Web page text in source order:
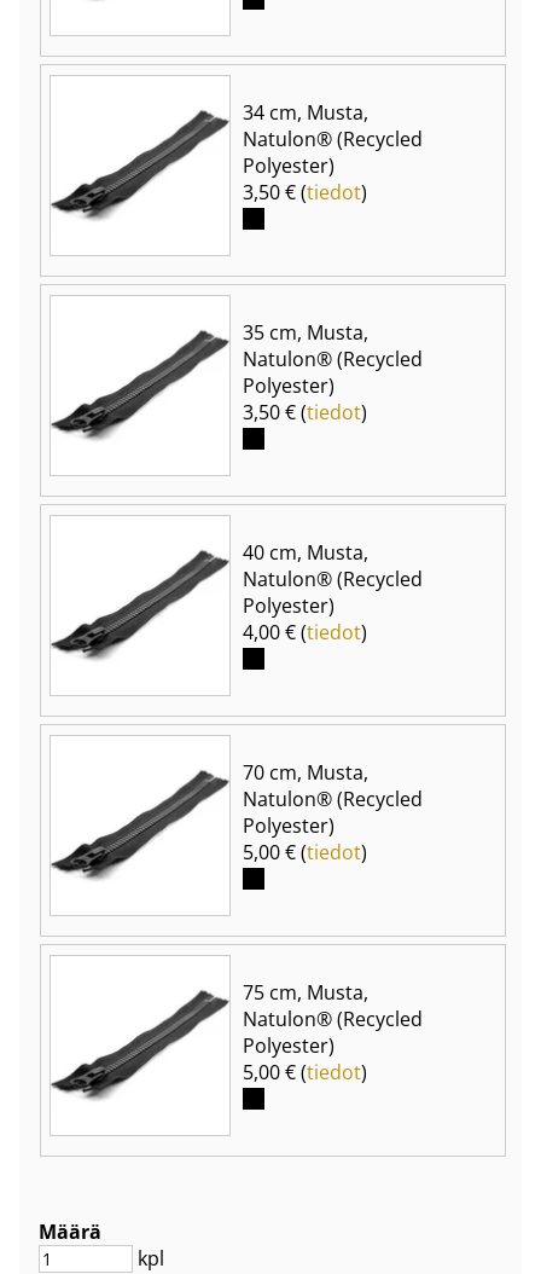
34 cm, Musta,
Natulon® (Recycled
Polyester)
3,50 € (tiedot)
35 cm, Musta,
Natulon® (Recycled
Polyester)
3,50 € (tiedot)
40 cm, Musta,
Natulon® (Recycled
Polyester)
4,00 € (tiedot)
70 cm, Musta,
Natulon® (Recycled
Polyester)
5,00 € (tiedot)
75 cm, Musta,
Natulon® (Recycled
Polyester)
5,00 € (tiedot)
Määrä
kpl